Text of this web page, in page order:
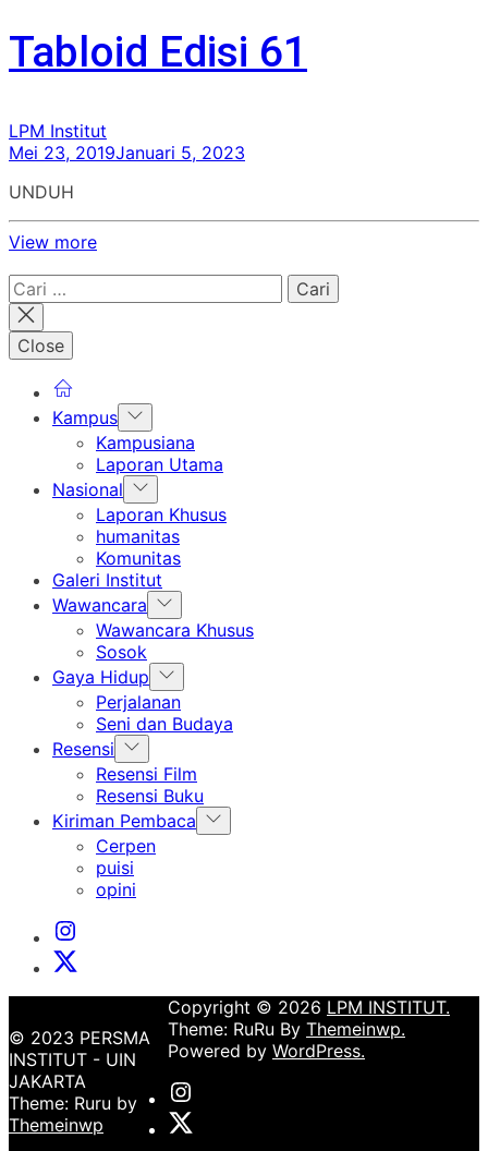
Tabloid Edisi 61
LPM Institut
Mei 23, 2019Januari 5, 2023
UNDUH
View more
Cari
untuk:
Close
Kampus Show
sub
menu
Kampusiana
Laporan Utama
Nasional Show
sub
menu
Laporan Khusus
humanitas
Komunitas
Galeri Institut
Wawancara Show
sub
Wawancara Khusus
Sosok
Gaya Hidup Show
sub
menu
Perjalanan
Seni dan Budaya
Resensi Show
sub
menu
Resensi Film
Resensi Buku
Kiriman Pembaca Show
sub
Cerpen
puisi
opini
Instagram
Institut
X
Institut
© 2023 PERSMA
INSTITUT - UIN
JAKARTA
Theme: Ruru by
Themeinwp
Copyright © 2026 LPM INSTITUT.
Theme: RuRu By Themeinwp.
Powered by WordPress.
Instagram
Institut
X
Institut